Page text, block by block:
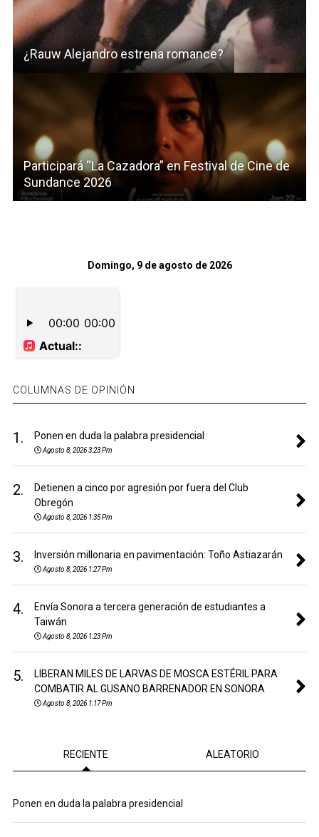
¿Rauw Alejandro estrena romance?
Participará “La Cazadora” en Festival de Cine de
Sundance 2026
Domingo, 9 de agosto de 2026
COLUMNAS DE OPINIÓN
1. Ponen en duda la palabra presidencial
Agosto 8, 2026 3:23 Pm
2.
Detienen a cinco por agresión por fuera del Club
Obregón
Agosto 8, 2026 1:35 Pm
3. Inversión millonaria en pavimentación: Toño Astiazarán
Agosto 8, 2026 1:27 Pm
4.
Envía Sonora a tercera generación de estudiantes a
Taiwán
Agosto 8, 2026 1:23 Pm
5.
LIBERAN MILES DE LARVAS DE MOSCA ESTÉRIL PARA
COMBATIR AL GUSANO BARRENADOR EN SONORA
Agosto 8, 2026 1:17 Pm
RECIENTE ALEATORIO
Ponen en duda la palabra presidencial